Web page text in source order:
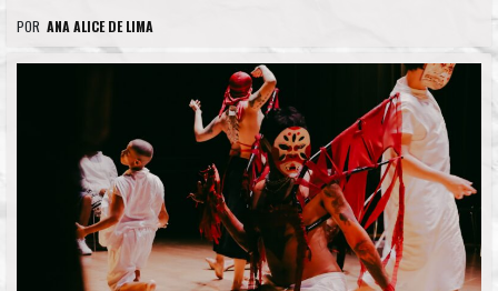
POR ANA ALICE DE LIMA